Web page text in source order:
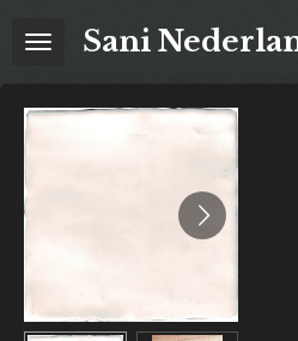
direct
hoofdinhoud